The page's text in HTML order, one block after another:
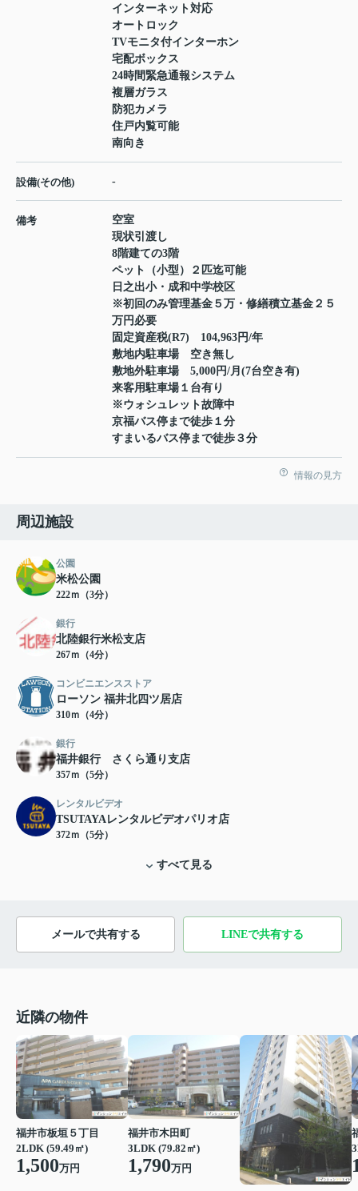
インターネット対応
オートロック
TVモニタ付インターホン
宅配ボックス
24時間緊急通報システム
複層ガラス
防犯カメラ
住戸内覧可能
南向き
設備(その他) -
備考
空室
現状引渡し
8階建ての3階
ペット（小型）２匹迄可能
日之出小・成和中学校区
※初回のみ管理基金５万・修繕積立基金２５
万円必要
固定資産税(R7) 104,963円/年
敷地内駐車場 空き無し
敷地外駐車場 5,000円/月(7台空き有)
来客用駐車場１台有り
※ウォシュレット故障中
京福バス停まで徒歩１分
すまいるバス停まで徒歩３分
情報の見方
周辺施設
公園
米松公園
222ｍ（3分）
銀行
北陸銀行米松支店
267ｍ（4分）
コンビニエンスストア
ローソン 福井北四ツ居店
310ｍ（4分）
銀行
福井銀行 さくら通り支店
357ｍ（5分）
レンタルビデオ
TSUTAYAレンタルビデオパリオ店
372ｍ（5分）
すべて見る
メールで共有する LINEで共有する
近隣の物件
福井市板垣５丁目
2LDK (59.49㎡)
1,500万円
福井市木田町
3LDK (79.82㎡)
1,790万円